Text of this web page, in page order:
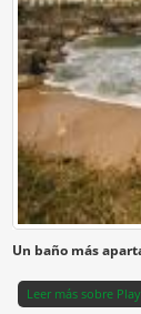
Un baño más
Leer mássobre